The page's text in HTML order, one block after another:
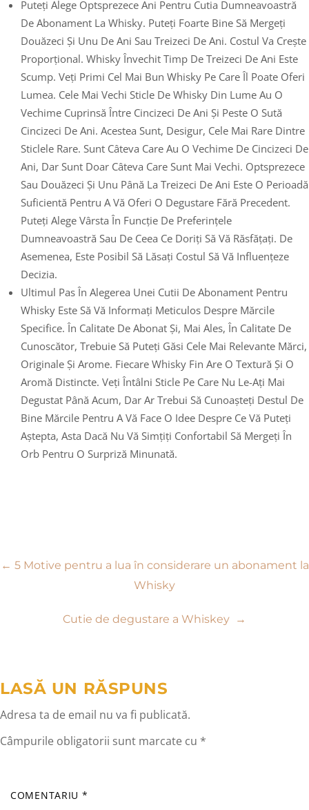
Puteți Alege Optsprezece Ani Pentru Cutia Dumneavoastră
De Abonament La Whisky. Puteți Foarte Bine Să Mergeți
Douăzeci Și Unu De Ani Sau Treizeci De Ani. Costul Va Crește
Proporțional. Whisky Învechit Timp De Treizeci De Ani Este
Scump. Veți Primi Cel Mai Bun Whisky Pe Care Îl Poate Oferi
Lumea. Cele Mai Vechi Sticle De Whisky Din Lume Au O
Vechime Cuprinsă Între Cincizeci De Ani Și Peste O Sută
Cincizeci De Ani. Acestea Sunt, Desigur, Cele Mai Rare Dintre
Sticlele Rare. Sunt Câteva Care Au O Vechime De Cincizeci De
Ani, Dar Sunt Doar Câteva Care Sunt Mai Vechi. Optsprezece
Sau Douăzeci Și Unu Până La Treizeci De Ani Este O Perioadă
Suficientă Pentru A Vă Oferi O Degustare Fără Precedent.
Puteți Alege Vârsta În Funcție De Preferințele
Dumneavoastră Sau De Ceea Ce Doriți Să Vă Răsfățați. De
Asemenea, Este Posibil Să Lăsați Costul Să Vă Influențeze
Decizia.
Ultimul Pas În Alegerea Unei Cutii De Abonament Pentru
Whisky Este Să Vă Informați Meticulos Despre Mărcile
Specifice. În Calitate De Abonat Și, Mai Ales, În Calitate De
Cunoscător, Trebuie Să Puteți Găsi Cele Mai Relevante Mărci,
Originale Și Arome. Fiecare Whisky Fin Are O Textură Și O
Aromă Distincte. Veți Întâlni Sticle Pe Care Nu Le-Ați Mai
Degustat Până Acum, Dar Ar Trebui Să Cunoașteți Destul De
Bine Mărcile Pentru A Vă Face O Idee Despre Ce Vă Puteți
Aștepta, Asta Dacă Nu Vă Simțiți Confortabil Să Mergeți În
Orb Pentru O Surpriză Minunată.
Navigare
articole
← 5 Motive pentru a lua în considerare un abonament la
Whisky
Cutie de degustare a Whiskey →
LASĂ UN RĂSPUNS
Adresa ta de email nu va fi publicată.
Câmpurile obligatorii sunt marcate cu *
COMENTARIU *